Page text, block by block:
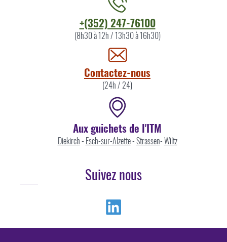
+(352) 247-76100
(8h30 à 12h / 13h30 à 16h30)
Contactez-nous
(24h / 24)
Aux guichets de l'ITM
Diekirch- Esch-sur-Alzette-Strassen-Wiltz
Suivez nous